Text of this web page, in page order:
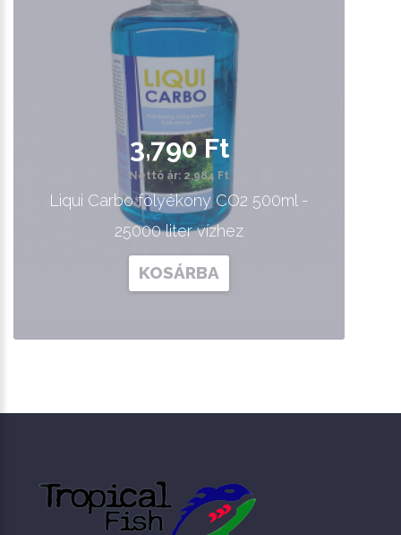
3,790 Ft
Nettó ár: 2,984 Ft
Liqui Carbo folyékony CO2 500ml -
25000 liter vízhez
KOSÁRBA